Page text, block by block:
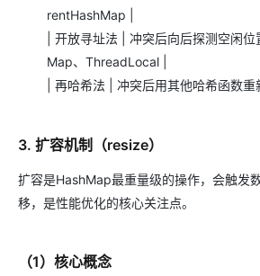
rentHashMap |
| 开放寻址法 | 冲突后向后探测空闲
Map、ThreadLocal |
| 再哈希法 | 冲突后用其他哈希函数重
3. 扩容机制（resize）
扩容是HashMap最重量级的操作，会触发
移，是性能优化的核心关注点。
（1）核心概念